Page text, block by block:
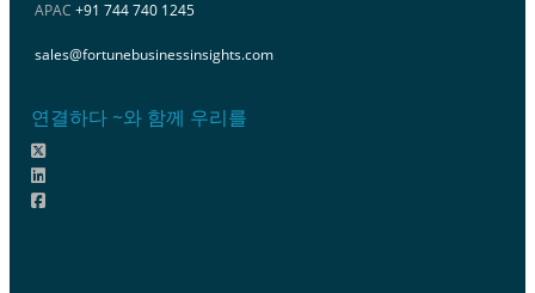
APAC +91 744 740 1245
sales@fortunebusinessinsights.com
연결하다 ~와 함께 우리를